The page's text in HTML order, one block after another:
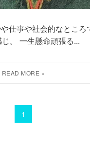
仕事や社会的なとこ
。 一生懸命頑張る...
1